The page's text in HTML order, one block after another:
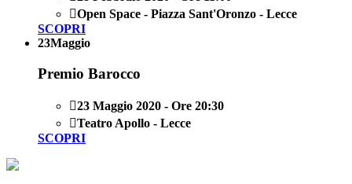
Open Space - Piazza Sant'Oronzo - Lecce
SCOPRI
23Maggio
Premio Barocco
23 Maggio 2020 - Ore 20:30
Teatro Apollo - Lecce
SCOPRI